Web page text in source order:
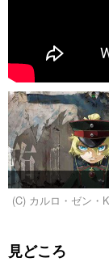
(C) カルロ・ゼン・
見どころ